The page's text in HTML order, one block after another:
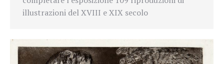
illustrazioni del XVIII e XIX secolo